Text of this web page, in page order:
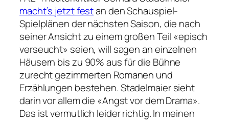
macht’s jetzt festan den Schauspiel-
Spielplänen der nächsten Saison, die nach
seiner Ansicht zu einem großen Teil «episch
verseucht» seien, will sagen an einzelnen
Häusern bis zu 90% aus für die Bühne
zurecht gezimmerten Romanen und
Erzählungen bestehen. Stadelmaier sieht
darin vor allem die «Angst vor dem Drama».
Das ist vermutlich leider richtig. In meinen